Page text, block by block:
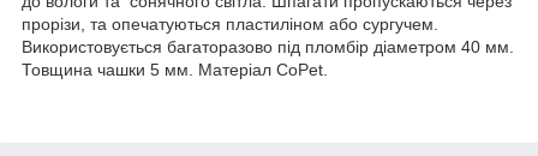
прорізи, та опечатуються пластиліном або сургучем.
Використовується багаторазово під пломбір діаметром 40 мм.
Товщина чашки 5 мм. Матеріал CoPet.